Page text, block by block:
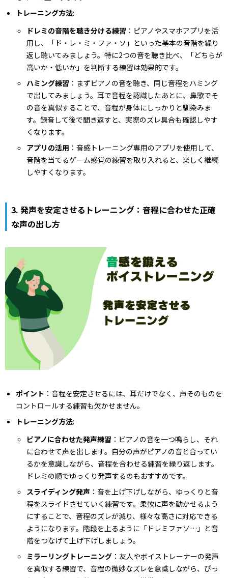
トレーニング方法:
ドレミの音階を聴き分ける練習 ：ピアノやスマホアプリを活
用し、「ド・レ・ミ・ファ・ソ」といった基本の音階を繰り
返し聴いてみましょう。特に2つの音を聴き比べ、「どちらが
高いか・低いか」を判断する練習は効果的です。
ハミング練習 ：まずピアノの音を聴き、同じ音程をハミング
で出してみましょう。耳で音程を認識したあとに、鼻歌でそ
の音を真似することで、音程が身体にしっかりと馴染みま
す。録音して後で聞き返すと、実際のズレ具合も確認しやす
くなります。
アプリの活用 ：音感トレーニング専用のアプリを使用して、
音階を当てるゲーム感覚の練習を取り入れると、楽しく継続
しやすくなります。
3. 発声を安定させるトレーニング：音程に合わせた正確
な声の出し方
ポイント ：音程を安定させるには、耳だけでなく、声そのものを
コントロールする練習も欠かせません。
トレーニング方法:
ピアノに合わせた発声練習 ：ピアノの音を一つ鳴らし、それ
に合わせて声を出します。自分の声がピアノの音と合ってい
るかを意識しながら、音程を合わせる練習を繰り返します。
ドレミの順でゆっくり発声するのもおすすめです。
スライディング発声 ：音を上げ下げしながら、ゆっくりと音
程をスライドさせていく練習です。柔軟に声を動かせるよう
にすることで、音程のズレが減り、様々な高さに対応できる
ようになります。階段を上るように「ドレミファソ…」と音
階をつなげて上げ下げしましょう。
ミラーリングトレーニング ：友人やボイストレーナーの発声
を真似する練習で、音程の微妙なズレを意識しながら、ぴっ